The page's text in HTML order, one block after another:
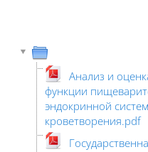
Анализ и
функции
эндокринной
кроветворения.pdf